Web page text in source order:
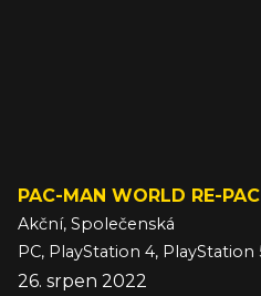
PAC-MAN WORLD RE-PAC
Akční, Společenská
26. srpen 2022